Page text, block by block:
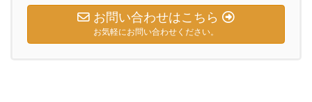
お問い合わせはこちら
お気軽にお問い合わせください。